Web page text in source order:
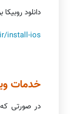
دانلود
install-ios
خدمات
در صورتی